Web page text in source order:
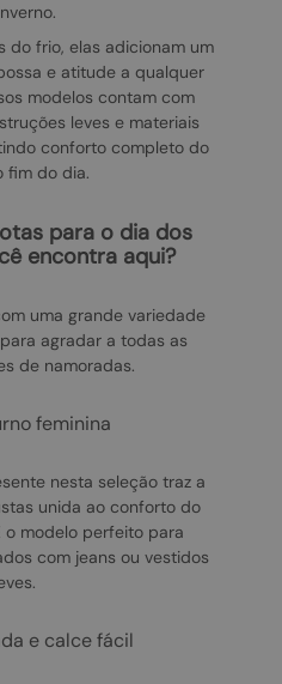
do frio, elas adicionam um
e atitude a qualquer
modelos contam com
leves e materiais
conforto completo do
fim do dia.
encontra aqui?
uma grande variedade
agradar a todas as
de namoradas.
feminina
nesta seleção traz a
unida ao conforto do
o modelo perfeito para
com jeans ou vestidos
e calce fácil